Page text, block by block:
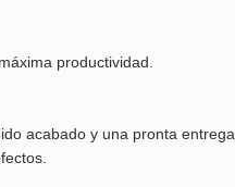
productividad.
acabado y una pronta entrega.